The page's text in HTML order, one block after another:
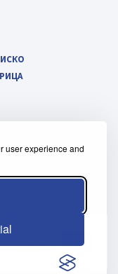
user experience and